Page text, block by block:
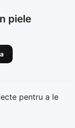
piele